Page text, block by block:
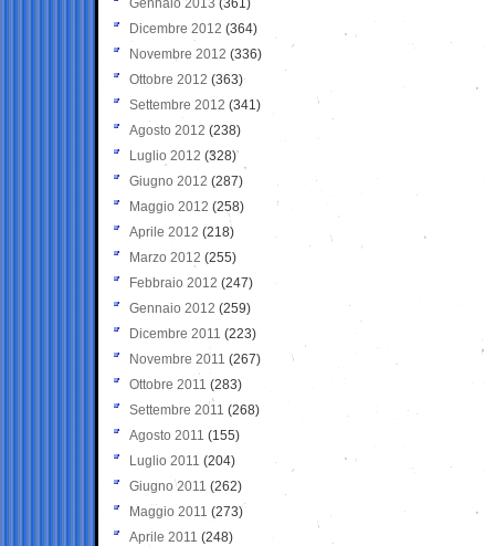
Gennaio 2013 (361)
Dicembre 2012 (364)
Novembre 2012 (336)
Ottobre 2012 (363)
Settembre 2012 (341)
Agosto 2012 (238)
Luglio 2012 (328)
Giugno 2012 (287)
Maggio 2012 (258)
Aprile 2012 (218)
Marzo 2012 (255)
Febbraio 2012 (247)
Gennaio 2012 (259)
Dicembre 2011 (223)
Novembre 2011 (267)
Ottobre 2011 (283)
Settembre 2011 (268)
Agosto 2011 (155)
Luglio 2011 (204)
Giugno 2011 (262)
Maggio 2011 (273)
Aprile 2011 (248)